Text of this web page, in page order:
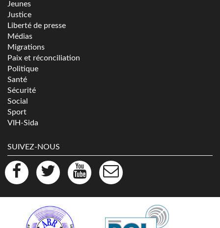
Jeunes
Justice
Liberté de presse
Médias
Migrations
Paix et réconciliation
Politique
Santé
Sécurité
Social
Sport
VIH-Sida
SUIVEZ-NOUS